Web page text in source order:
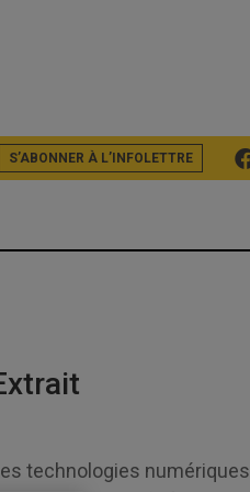
S’ABONNER À L’INFOLETTRE
technologies